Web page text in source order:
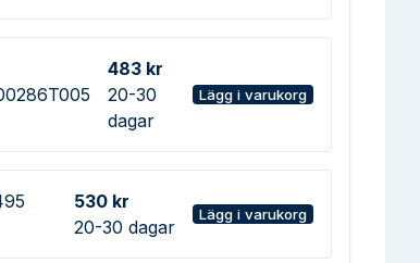
483 kr
20-30
dagar
Lägg i varukorg
530 kr
20-30 dagar
Lägg i varukorg